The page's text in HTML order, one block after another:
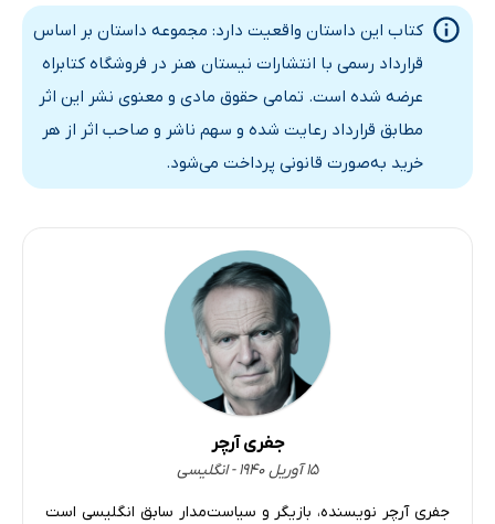
کتاب این داستان واقعیت دارد: مجموعه داستان بر اساس
قرارداد رسمی با انتشارات نیستان هنر در فروشگاه کتابراه
عرضه شده است. تمامی حقوق مادی و معنوی نشر این اثر
مطابق قرارداد رعایت شده و سهم ناشر و صاحب اثر از هر
خرید به‌صورت قانونی پرداخت می‌شود.
جفری آرچر
۱۵ آوریل ۱۹۴۰ - انگلیسی
جفری آرچر نویسنده، بازیگر و سیاست‌مدار سابق انگلیسی است